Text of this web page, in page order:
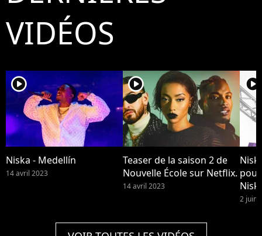
VIDÉOS
player2
Niska - Medellín
14 avril 2023
player2
Teaser de la saison 2 de
Nouvelle École sur Netflix.
14 avril 2023
player2
2 juin